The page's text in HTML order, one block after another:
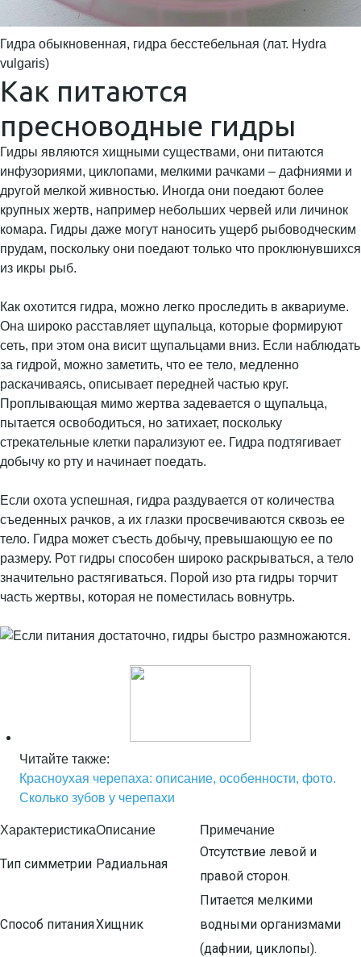
Гидра обыкновенная, гидра бесстебельная (лат. Hydra
vulgaris)
Как питаются
пресноводные гидры
Гидры являются хищными существами, они питаются
инфузориями, циклопами, мелкими рачками – дафниями и
другой мелкой живностью. Иногда они поедают более
крупных жертв, например небольших червей или личинок
комара. Гидры даже могут наносить ущерб рыбоводческим
прудам, поскольку они поедают только что проклюнувшихся
из икры рыб.
Как охотится гидра, можно легко проследить в аквариуме.
Она широко расставляет щупальца, которые формируют
сеть, при этом она висит щупальцами вниз. Если наблюдать
за гидрой, можно заметить, что ее тело, медленно
раскачиваясь, описывает передней частью круг.
Проплывающая мимо жертва задевается о щупальца,
пытается освободиться, но затихает, поскольку
стрекательные клетки парализуют ее. Гидра подтягивает
добычу ко рту и начинает поедать.
Если охота успешная, гидра раздувается от количества
съеденных рачков, а их глазки просвечиваются сквозь ее
тело. Гидра может съесть добычу, превышающую ее по
размеру. Рот гидры способен широко раскрываться, а тело
значительно растягиваться. Порой изо рта гидры торчит
часть жертвы, которая не поместилась вовнутрь.
Читайте также:
Красноухая черепаха: описание, особенности, фото.
Сколько зубов у черепахи
ХарактеристикаОписание Примечание
Тип симметрии Радиальная
Отсутствие левой и
правой сторон.
Способ питанияХищник
Питается мелкими
водными организмами
(дафнии, циклопы).